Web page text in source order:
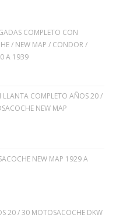
COMPLETO CON
/ NEW MAP / CONDOR /
A 1939
LLANTA COMPLETO AÑOS 20 /
NEW MAP
NEW MAP 1929 A
20 / 30 MOTOSACOCHE DKW